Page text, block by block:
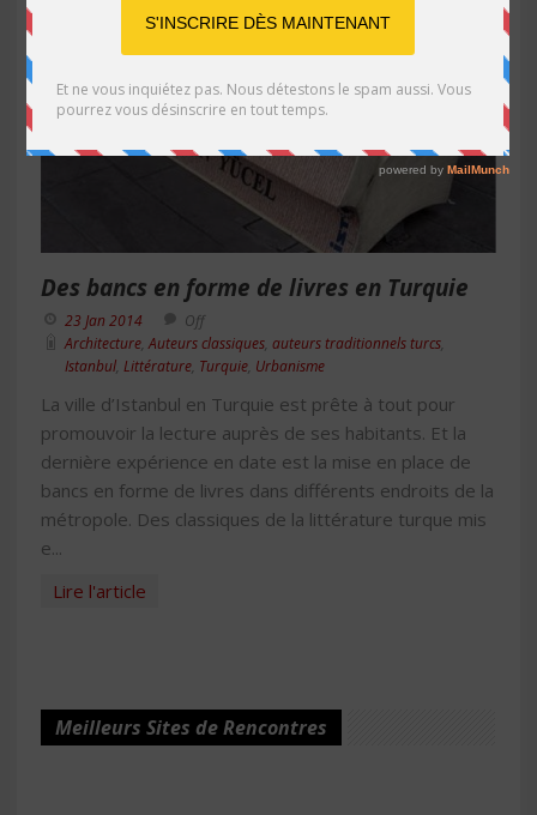
Des bancs en forme de livres en Turquie
23 Jan 2014
Off
Architecture ,Auteurs classiques auteurs traditionnels turcs
Istanbul Littérature Turquie Urbanisme
La ville d’Istanbul en Turquie est prête à tout pour
promouvoir la lecture auprès de ses habitants. Et la
dernière expérience en date est la mise en place de
bancs en forme de livres dans différents endroits de la
métropole. Des classiques de la littérature turque mis
e...
Lire l'article
Meilleurs Sites de Rencontres